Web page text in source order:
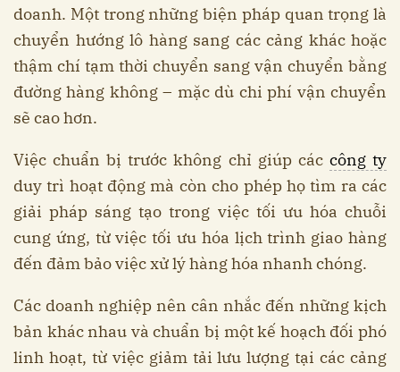
doanh. Một trong những biện pháp quan trọng là
chuyển hướng lô hàng sang các cảng khác hoặc
thậm chí tạm thời chuyển sang vận chuyển bằng
đường hàng không – mặc dù chi phí vận chuyển
sẽ cao hơn.
Việc chuẩn bị trước không chỉ giúp các công ty
duy trì hoạt động mà còn cho phép họ tìm ra các
giải pháp sáng tạo trong việc tối ưu hóa chuỗi
cung ứng, từ việc tối ưu hóa lịch trình giao hàng
đến đảm bảo việc xử lý hàng hóa nhanh chóng.
Các doanh nghiệp nên cân nhắc đến những kịch
bản khác nhau và chuẩn bị một kế hoạch đối phó
linh hoạt, từ việc giảm tải lưu lượng tại các cảng